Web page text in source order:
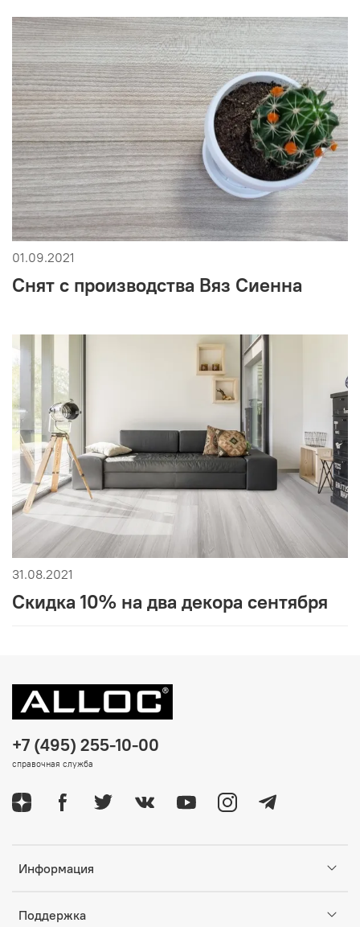
01.09.2021
Снят с производства Вяз Сиенна
31.08.2021
Скидка 10% на два декора сентября
Информация
Поддержка
+7 (495) 255-10-00
справочная служба